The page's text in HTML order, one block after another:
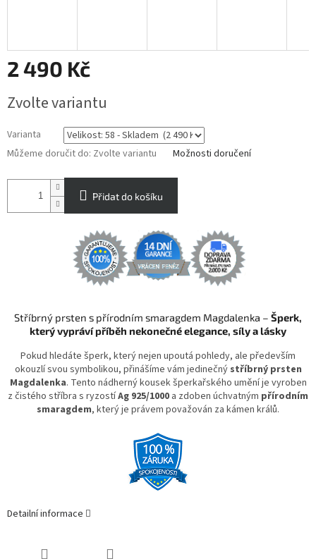
2 490 Kč
cena:
Zvolte variantu
Varianta
Můžeme doručit do: Zvolte variantu Možnosti doručení
Přidat do košíku
Stříbrný prsten s přírodním smaragdem Magdalenka – Šperk,
který vypráví příběh nekonečné elegance, síly a lásky
Pokud hledáte šperk, který nejen upoutá pohledy, ale především
okouzlí svou symbolikou, přinášíme vám jedinečný stříbrný prsten
Magdalenka. Tento nádherný kousek šperkařského umění je vyroben
z čistého stříbra s ryzostíAg 925/1000 a zdoben úchvatným přírodním
smaragdem, který je právem považován za kámen králů.
Detailní informace